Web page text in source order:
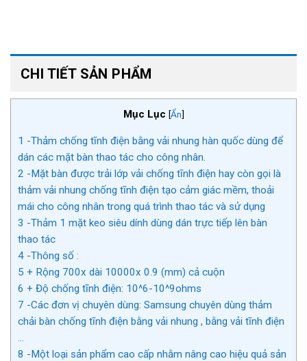
CHI TIẾT SẢN PHẨM
Mục Lục [Ẩn]
1 -Thảm chống tĩnh điện bằng vải nhung hàn quốc dùng để
dán các mặt bàn thao tác cho công nhân.
2 -Mặt bàn được trải lớp vải chống tĩnh điện hay còn gọi là
thảm vải nhung chống tĩnh điện tạo cảm giác mềm, thoải
mái cho công nhân trong quá trình thao tác và sử dụng
3 -Thảm 1 mặt keo siêu dính dùng dán trực tiếp lên bàn
thao tác
4 -Thông số :
5 + Rộng 700x dài 10000x 0.9 (mm) cả cuộn
6 + Độ chống tĩnh điện: 10^6-10^9ohms
7 -Các đơn vị chuyên dùng: Samsung chuyên dùng thảm
chải bàn chống tĩnh điện bằng vải nhung , bằng vải tĩnh điện
…
8 -Một loại sản phẩm cao cấp nhằm nâng cao hiệu quả sản